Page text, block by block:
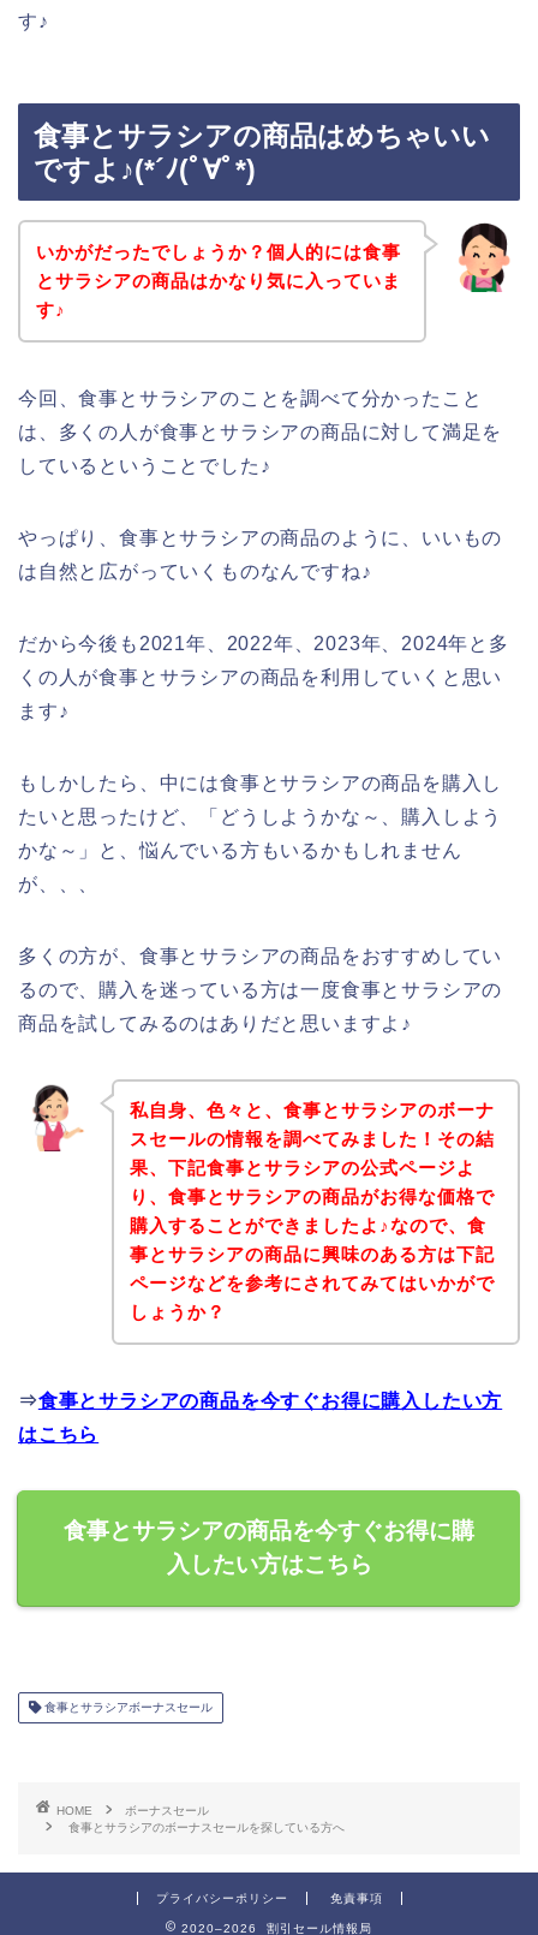
す♪
食事とサラシアの商品はめちゃいい
ですよ♪(*´ﾉ(ﾟ∀ﾟ*)
いかがだったでしょうか？個人的には食事
とサラシアの商品はかなり気に入っていま
す♪
今回、食事とサラシアのことを調べて分かったこと
は、多くの人が食事とサラシアの商品に対して満足を
しているということでした♪
やっぱり、食事とサラシアの商品のように、いいもの
は自然と広がっていくものなんですね♪
だから今後も2021年、2022年、2023年、2024年と多
くの人が食事とサラシアの商品を利用していくと思い
ます♪
もしかしたら、中には食事とサラシアの商品を購入し
たいと思ったけど、「どうしようかな～、購入しよう
かな～」と、悩んでいる方もいるかもしれません
が、、、
多くの方が、食事とサラシアの商品をおすすめしてい
るので、購入を迷っている方は一度食事とサラシアの
商品を試してみるのはありだと思いますよ♪
私自身、色々と、食事とサラシアのボーナ
スセールの情報を調べてみました！その結
果、下記食事とサラシアの公式ページよ
り、食事とサラシアの商品がお得な価格で
購入することができましたよ♪なので、食
事とサラシアの商品に興味のある方は下記
ページなどを参考にされてみてはいかがで
しょうか？
⇒食事とサラシアの商品を今すぐお得に購入したい方
はこちら
食事とサラシアの商品を今すぐお得に購
入したい方はこちら
食事とサラシアボーナスセール
HOME
ボーナスセール
食事とサラシアのボーナスセールを探している方へ
プライバシーポリシー 免責事項
2020–2026 割引セール情報局